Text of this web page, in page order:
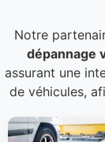
Notre
dépannage
assurant une
de véhicules,